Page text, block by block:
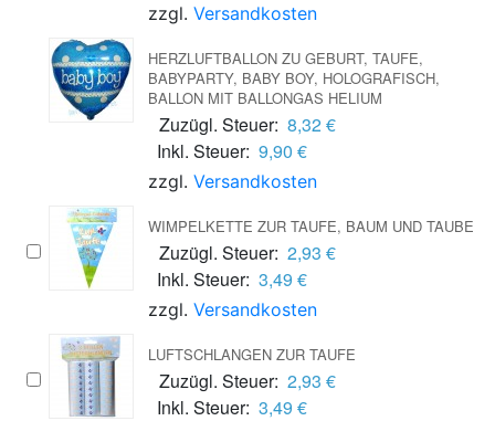
zzgl. Versandkosten
HERZLUFTBALLON ZU GEBURT, TAUFE,
BABYPARTY, BABY BOY, HOLOGRAFISCH,
BALLON MIT BALLONGAS HELIUM
Zuzügl. Steuer: 8,32 €
Inkl. Steuer: 9,90 €
zzgl. Versandkosten
WIMPELKETTE ZUR TAUFE, BAUM UND TAUBE
Zuzügl. Steuer: 2,93 €
Inkl. Steuer: 3,49 €
zzgl. Versandkosten
LUFTSCHLANGEN ZUR TAUFE
Zuzügl. Steuer: 2,93 €
Inkl. Steuer: 3,49 €